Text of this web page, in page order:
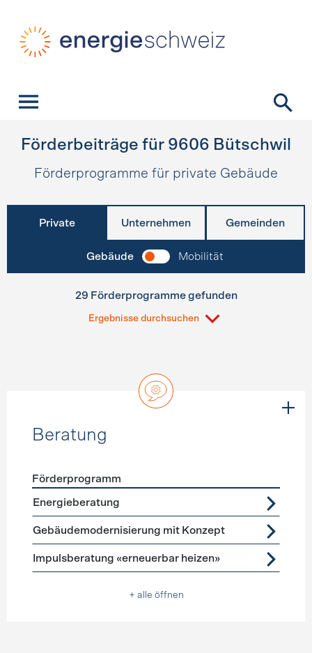
Förderbeiträge für 9606 Bütschwil
Förderprogramme für private Gebäude
Private Unternehmen Gemeinden
Gebäude Mobilität
29 Förderprogramme gefunden
Ergebnisse durchsuchen
Beratung
Förderprogramme
Förderprogramm
Energieberatung
Gebäudemodernisierung mit Konzept
Impulsberatung «erneuerbar heizen»
+ alle öffnen